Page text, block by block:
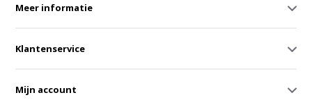
Meer informatie
Klantenservice
Mijn account